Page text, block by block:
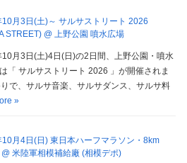
月3日(土)～ サルサストリート 2026
STREET) @ 上野公園 噴水広場
月3日(土)4日(日)の2日間、上野公園・噴水
「 サルサストリート 2026 」が開催されま
で、サルサ音楽、サルサダンス、サルサ料
»
月4日(日) 東日本ハーフマラソン・8km
@ 米陸軍相模補給廠 (相模デポ)